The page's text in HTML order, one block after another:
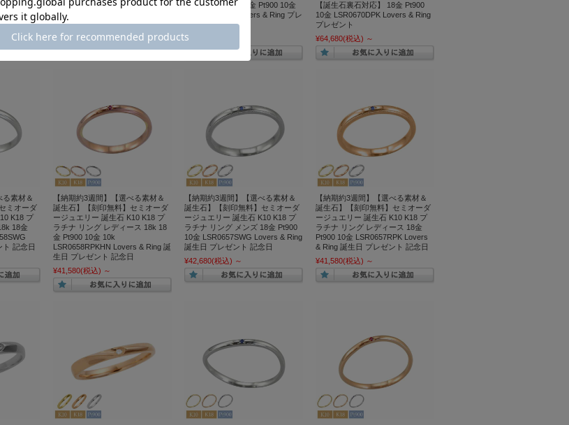
& Ring
日
Pt900 10金 LSR0671PK Lovers &
Ring 誕生日 プレゼント 記念日
生石裏石対応】 18金 Pt900 10金
LSR0670DWG Lovers & Ring プレ
ゼント
¥65,780
【誕生石裏石対応】 18金 Pt900
10金 LSR0670DPK Lovers & Ring
プレゼント
¥64,680(税込) ～
る素材＆
ミオーダ
K18 プ
18金
ト 記念日
【納期約3週間】【選べる素材＆
誕生石】【刻印無料】セミオーダ
ージュエリー 誕生石 K10 K18 プ
ラチナ リング レディース 18k 18
金 Pt900 10金 10k
LSR0658RPKHN Lovers & Ring 誕
生日 プレゼント 記念日
¥41,580(税込) ～
【納期約3週間】【選べる素材＆
誕生石】【刻印無料】セミオーダ
ージュエリー 誕生石 K10 K18 プ
ラチナ リング メンズ 18金 Pt900
10金 LSR0657SWG Lovers & Ring
誕生日 プレゼント 記念日
¥42,680(税込) ～
【納期約3週間】【選べる素材＆
誕生石】【刻印無料】セミオーダ
ージュエリー 誕生石 K10 K18 プ
ラチナ リング レディース 18金
Pt900 10金 LSR0657RPK Lovers
& Ring 誕生日 プレゼント 記念日
¥41,580(税込) ～